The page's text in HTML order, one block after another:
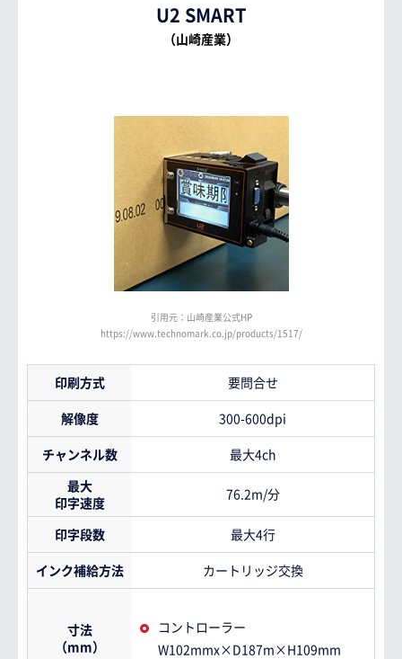
U2 SMART
（山崎産業）
引用元：山崎産業公式HP
https://www.technomark.co.jp/products/1517/
印刷方式
要問合せ
解像度
300-600dpi
チャンネル数
最大4ch
最大
印字速度
76.2m/分
印字段数
最大4行
インク補給方法
カートリッジ交換
寸法
（mm）
コントローラー
W102mmx×D187m×H109mm